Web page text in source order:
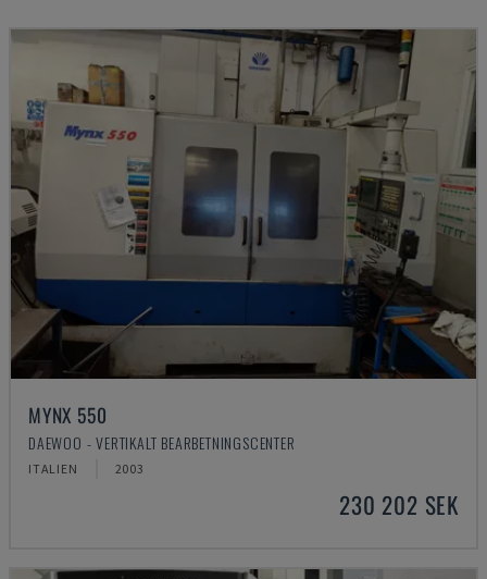
MYNX 550
DAEWOO - VERTIKALT BEARBETNINGSCENTER
ITALIEN 2003
230 202 SEK